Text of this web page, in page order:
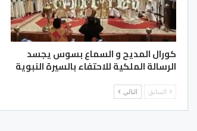
كورال المديح و السماع بسوس يجسد
الرسالة الملكية للاحتفاء بالسيرة النبوية
السابق التالي